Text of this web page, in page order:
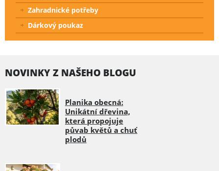
Zahradnické potřeby
Dárkový poukaz
NOVINKY Z NAŠEHO BLOGU
Planika obecná:
Unikátní dřevina,
která propojuje
půvab květů a chuť
plodů